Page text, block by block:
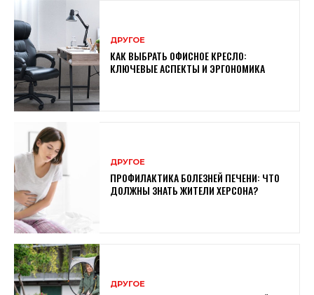
ДРУГОЕ
КАК ВЫБРАТЬ ОФИСНОЕ КРЕСЛО:
КЛЮЧЕВЫЕ АСПЕКТЫ И ЭРГОНОМИКА
ДРУГОЕ
ПРОФИЛАКТИКА БОЛЕЗНЕЙ ПЕЧЕНИ: ЧТО
ДОЛЖНЫ ЗНАТЬ ЖИТЕЛИ ХЕРСОНА?
ДРУГОЕ